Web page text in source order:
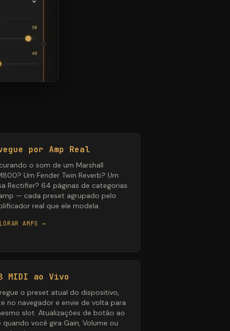
por Amp Real
o som de um Marshall
Um Fender Twin Reverb? Um
Rectifier? 64 páginas de categorias
— cada preset agrupado pelo
real que ele modela.
AMPS →
MIDI ao Vivo
o preset atual do dispositivo,
no navegador e envie de volta para
slot. Atualizações de botão ao
quando você gira Gain, Volume ou